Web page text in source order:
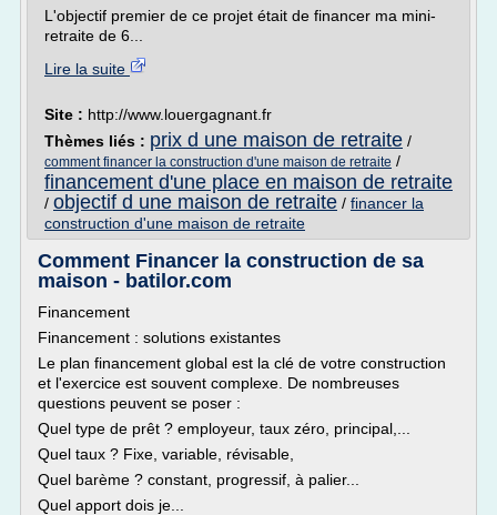
L'objectif premier de ce projet était de financer ma mini-
retraite de 6...
Lire la suite
Site : http://www.louergagnant.fr
Thèmes liés : prix d une maison de retraite /
comment financer la construction d'une maison de retraite /
financement d'une place en maison de retraite
/ objectif d une maison de retraite / financer la
construction d'une maison de retraite
Comment Financer la construction de sa
maison - batilor.com
Financement
Financement : solutions existantes
Le plan financement global est la clé de votre construction
et l'exercice est souvent complexe. De nombreuses
questions peuvent se poser :
Quel type de prêt ? employeur, taux zéro, principal,...
Quel taux ? Fixe, variable, révisable,
Quel barème ? constant, progressif, à palier...
Quel apport dois je...